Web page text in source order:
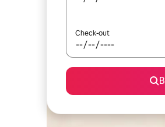
Check-out